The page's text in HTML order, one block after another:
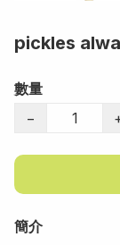
pickles
數量
−
簡介